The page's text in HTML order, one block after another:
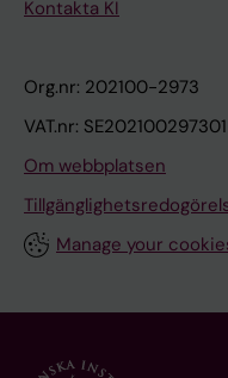
Kontakta KI
Org.nr: 202100-2973
VAT.nr: SE202100297301
Om webbplatsen
Manage your